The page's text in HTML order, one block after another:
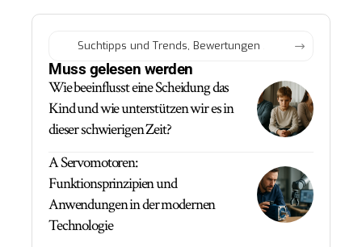
Muss gelesen werden
Wie beeinflusst eine Scheidung das
Kind und wie unterstützen wir es in
dieser schwierigen Zeit?
A Servomotoren:
Funktionsprinzipien und
Anwendungen in der modernen
Technologie